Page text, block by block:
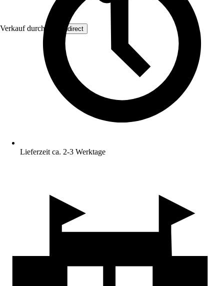
Verkauf durch: Wohndirect
Lieferzeit ca. 2-3 Werktage